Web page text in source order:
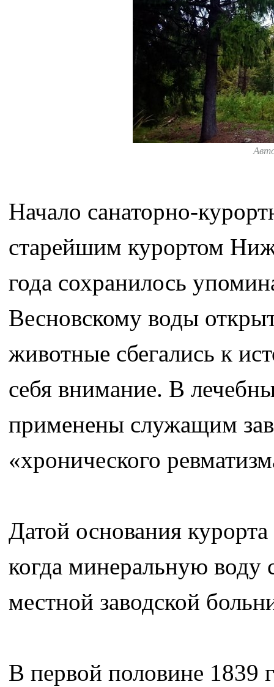
Начало санаторно-
старейшим курортом
года сохранилось
Весновскому воды
животные сбегались к
себя внимание. В
применены служащим
«хронического
Датой основания
когда минеральную воду
местной заводской
В первой половине 1839